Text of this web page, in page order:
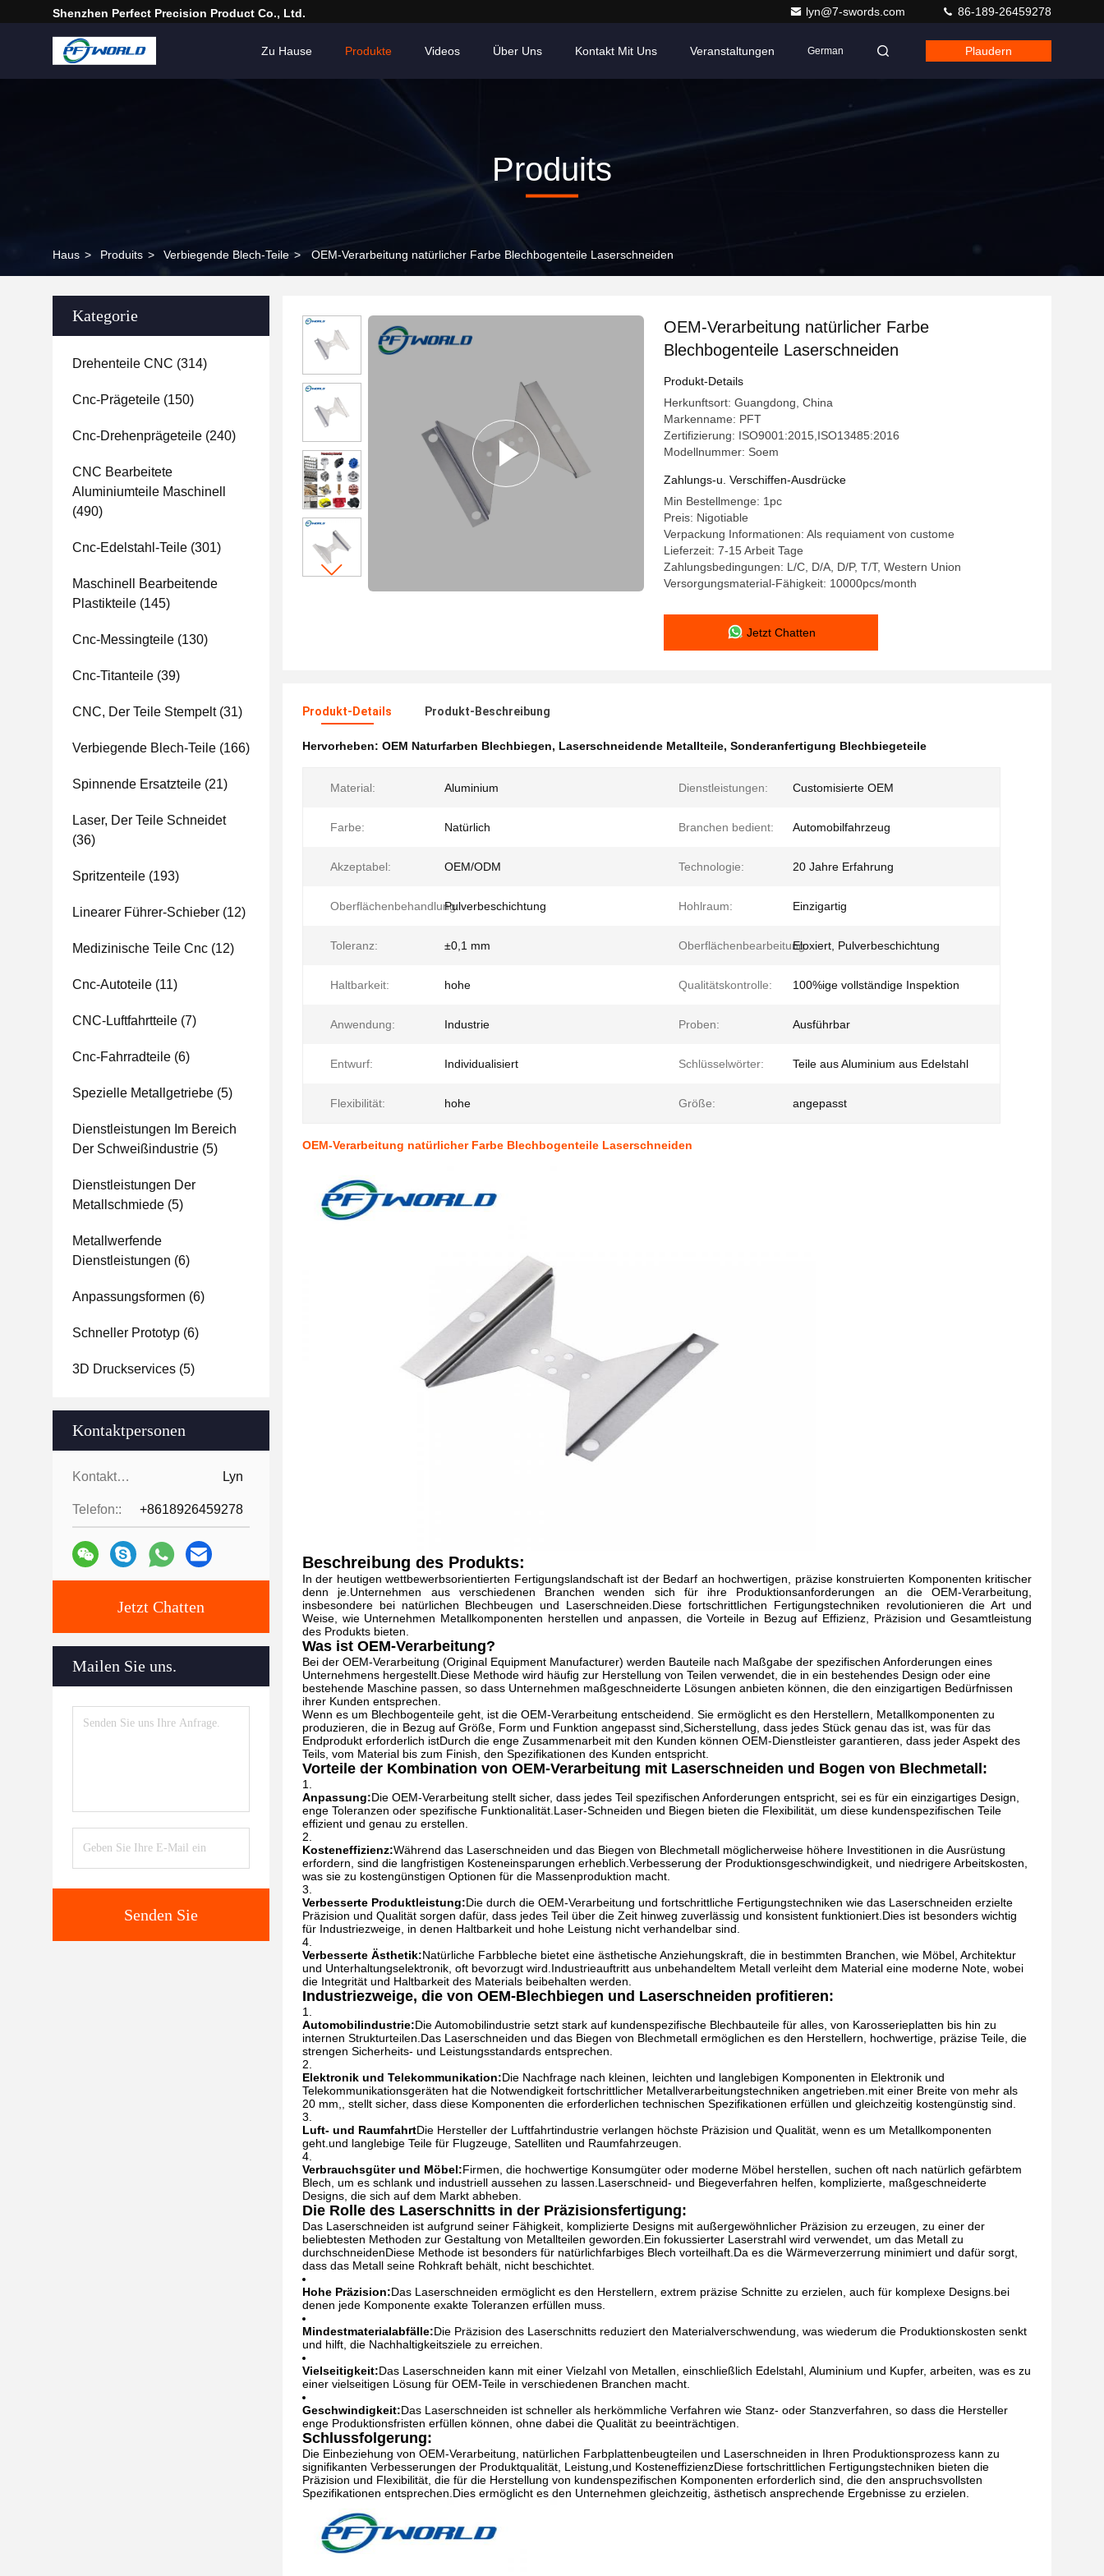
Shenzhen Perfect Precision Product Co., Ltd. lyn@7-swords.com 86-189-26459278
Zu Hause Produkte Videos Über Uns Kontakt Mit Uns Veranstaltungen German Plaudern
Produits
Haus > Produits > Verbiegende Blech-Teile > OEM-Verarbeitung natürlicher Farbe Blechbogenteile Laserschneiden
Kategorie
Drehenteile CNC (314)
Cnc-Prägeteile (150)
Cnc-Drehenprägeteile (240)
CNC Bearbeitete
Aluminiumteile Maschinell
(490)
Cnc-Edelstahl-Teile (301)
Maschinell Bearbeitende
Plastikteile (145)
Cnc-Messingteile (130)
Cnc-Titanteile (39)
CNC, Der Teile Stempelt(31)
Verbiegende Blech-Teile (166)
Spinnende Ersatzteile (21)
Laser, Der Teile Schneidet
(36)
Spritzenteile (193)
Linearer Führer-Schieber (12)
Medizinische Teile Cnc (12)
Cnc-Autoteile (11)
CNC-Luftfahrtteile (7)
Cnc-Fahrradteile (6)
Spezielle Metallgetriebe (5)
Dienstleistungen Im Bereich
Der Schweißindustrie (5)
Dienstleistungen Der
Metallschmiede (5)
Metallwerfende
Dienstleistungen (6)
Anpassungsformen (6)
Schneller Prototyp (6)
3D Druckservices (5)
Kontaktpersonen
Kontaktpersonen: Lyn
Telefon:: +8618926459278
Jetzt Chatten
Mailen Sie uns.
Senden Sie
OEM-Verarbeitung natürlicher Farbe
Blechbogenteile Laserschneiden
Produkt-Details
Herkunftsort: Guangdong, China
Markenname: PFT
Zertifizierung: ISO9001:2015,ISO13485:2016
Modellnummer: Soem
Zahlungs-u. Verschiffen-Ausdrücke
Min Bestellmenge: 1pc
Preis: Nigotiable
Verpackung Informationen: Als requiament von custome
Lieferzeit: 7-15 Arbeit Tage
Zahlungsbedingungen: L/C, D/A, D/P, T/T, Western Union
Versorgungsmaterial-Fähigkeit: 10000pcs/month
Jetzt Chatten
Produkt-Details Produkt-Beschreibung
Hervorheben: OEM Naturfarben Blechbiegen, Laserschneidende Metallteile, Sonderanfertigung Blechbiegeteile
Material: Aluminium Dienstleistungen: Customisierte OEM
Farbe: Natürlich Branchen bedient: Automobilfahrzeug
Akzeptabel: OEM/ODM Technologie: 20 Jahre Erfahrung
Oberflächenbehandlung:Pulverbeschichtung Hohlraum: Einzigartig
Toleranz: ±0,1 mm Oberflächenbearbeitung:Eloxiert, Pulverbeschichtung
Haltbarkeit: hohe Qualitätskontrolle: 100%ige vollständige Inspektion
Anwendung: Industrie Proben: Ausführbar
Entwurf: Individualisiert Schlüsselwörter: Teile aus Aluminium aus Edelstahl
Flexibilität: hohe Größe: angepasst
OEM-Verarbeitung natürlicher Farbe Blechbogenteile Laserschneiden
Beschreibung des Produkts:
In der heutigen wettbewerbsorientierten Fertigungslandschaft ist der Bedarf an hochwertigen, präzise konstruierten Komponenten kritischer
denn je.Unternehmen aus verschiedenen Branchen wenden sich für ihre Produktionsanforderungen an die OEM-Verarbeitung,
insbesondere bei natürlichen Blechbeugen und Laserschneiden.Diese fortschrittlichen Fertigungstechniken revolutionieren die Art und
Weise, wie Unternehmen Metallkomponenten herstellen und anpassen, die Vorteile in Bezug auf Effizienz, Präzision und Gesamtleistung
des Produkts bieten.
Was ist OEM-Verarbeitung?
Bei der OEM-Verarbeitung (Original Equipment Manufacturer) werden Bauteile nach Maßgabe der spezifischen Anforderungen eines
Unternehmens hergestellt.Diese Methode wird häufig zur Herstellung von Teilen verwendet, die in ein bestehendes Design oder eine
bestehende Maschine passen, so dass Unternehmen maßgeschneiderte Lösungen anbieten können, die den einzigartigen Bedürfnissen
ihrer Kunden entsprechen.
Wenn es um Blechbogenteile geht, ist die OEM-Verarbeitung entscheidend. Sie ermöglicht es den Herstellern, Metallkomponenten zu
produzieren, die in Bezug auf Größe, Form und Funktion angepasst sind,Sicherstellung, dass jedes Stück genau das ist, was für das
Endprodukt erforderlich istDurch die enge Zusammenarbeit mit den Kunden können OEM-Dienstleister garantieren, dass jeder Aspekt des
Teils, vom Material bis zum Finish, den Spezifikationen des Kunden entspricht.
Vorteile der Kombination von OEM-Verarbeitung mit Laserschneiden und Bogen von Blechmetall:
Anpassung:Die OEM-Verarbeitung stellt sicher, dass jedes Teil spezifischen Anforderungen entspricht, sei es für ein einzigartiges Design,
enge Toleranzen oder spezifische Funktionalität.Laser-Schneiden und Biegen bieten die Flexibilität, um diese kundenspezifischen Teile
effizient und genau zu erstellen.
Kosteneffizienz:Während das Laserschneiden und das Biegen von Blechmetall möglicherweise höhere Investitionen in die Ausrüstung
erfordern, sind die langfristigen Kosteneinsparungen erheblich.Verbesserung der Produktionsgeschwindigkeit, und niedrigere Arbeitskosten,
was sie zu kostengünstigen Optionen für die Massenproduktion macht.
Verbesserte Produktleistung:Die durch die OEM-Verarbeitung und fortschrittliche Fertigungstechniken wie das Laserschneiden erzielte
Präzision und Qualität sorgen dafür, dass jedes Teil über die Zeit hinweg zuverlässig und konsistent funktioniert.Dies ist besonders wichtig
für Industriezweige, in denen Haltbarkeit und hohe Leistung nicht verhandelbar sind.
Verbesserte Ästhetik:Natürliche Farbbleche bietet eine ästhetische Anziehungskraft, die in bestimmten Branchen, wie Möbel, Architektur
und Unterhaltungselektronik, oft bevorzugt wird.Industrieauftritt aus unbehandeltem Metall verleiht dem Material eine moderne Note, wobei
die Integrität und Haltbarkeit des Materials beibehalten werden.
Industriezweige, die von OEM-Blechbiegen und Laserschneiden profitieren:
Automobilindustrie:Die Automobilindustrie setzt stark auf kundenspezifische Blechbauteile für alles, von Karosserieplatten bis hin zu
internen Strukturteilen.Das Laserschneiden und das Biegen von Blechmetall ermöglichen es den Herstellern, hochwertige, präzise Teile, die
strengen Sicherheits- und Leistungsstandards entsprechen.
Elektronik und Telekommunikation:Die Nachfrage nach kleinen, leichten und langlebigen Komponenten in Elektronik und
Telekommunikationsgeräten hat die Notwendigkeit fortschrittlicher Metallverarbeitungstechniken angetrieben.mit einer Breite von mehr als
20 mm,, stellt sicher, dass diese Komponenten die erforderlichen technischen Spezifikationen erfüllen und gleichzeitig kostengünstig sind.
Luft- und RaumfahrtDie Hersteller der Luftfahrtindustrie verlangen höchste Präzision und Qualität, wenn es um Metallkomponenten
geht.und langlebige Teile für Flugzeuge, Satelliten und Raumfahrzeugen.
Verbrauchsgüter und Möbel:Firmen, die hochwertige Konsumgüter oder moderne Möbel herstellen, suchen oft nach natürlich gefärbtem
Blech, um es schlank und industriell aussehen zu lassen.Laserschneid- und Biegeverfahren helfen, komplizierte, maßgeschneiderte
Designs, die sich auf dem Markt abheben.
Die Rolle des Laserschnitts in der Präzisionsfertigung:
Das Laserschneiden ist aufgrund seiner Fähigkeit, komplizierte Designs mit außergewöhnlicher Präzision zu erzeugen, zu einer der
beliebtesten Methoden zur Gestaltung von Metallteilen geworden.Ein fokussierter Laserstrahl wird verwendet, um das Metall zu
durchschneidenDiese Methode ist besonders für natürlichfarbiges Blech vorteilhaft.Da es die Wärmeverzerrung minimiert und dafür sorgt,
dass das Metall seine Rohkraft behält, nicht beschichtet.
Hohe Präzision:Das Laserschneiden ermöglicht es den Herstellern, extrem präzise Schnitte zu erzielen, auch für komplexe Designs.bei
denen jede Komponente exakte Toleranzen erfüllen muss.
Mindestmaterialabfälle:Die Präzision des Laserschnitts reduziert den Materialverschwendung, was wiederum die Produktionskosten senkt
und hilft, die Nachhaltigkeitsziele zu erreichen.
Vielseitigkeit:Das Laserschneiden kann mit einer Vielzahl von Metallen, einschließlich Edelstahl, Aluminium und Kupfer, arbeiten, was es zu
einer vielseitigen Lösung für OEM-Teile in verschiedenen Branchen macht.
Geschwindigkeit:Das Laserschneiden ist schneller als herkömmliche Verfahren wie Stanz- oder Stanzverfahren, so dass die Hersteller
enge Produktionsfristen erfüllen können, ohne dabei die Qualität zu beeinträchtigen.
Schlussfolgerung:
Die Einbeziehung von OEM-Verarbeitung, natürlichen Farbplattenbeugteilen und Laserschneiden in Ihren Produktionsprozess kann zu
signifikanten Verbesserungen der Produktqualität, Leistung,und KosteneffizienzDiese fortschrittlichen Fertigungstechniken bieten die
Präzision und Flexibilität, die für die Herstellung von kundenspezifischen Komponenten erforderlich sind, die den anspruchsvollsten
Spezifikationen entsprechen.Dies ermöglicht es den Unternehmen gleichzeitig, ästhetisch ansprechende Ergebnisse zu erzielen.